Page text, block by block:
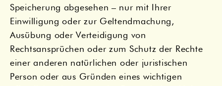
Speicherung abgesehen – nur mit Ihrer
Einwilligung oder zur Geltendmachung,
Ausübung oder Verteidigung von
Rechtsansprüchen oder zum Schutz der Rechte
einer anderen natürlichen oder juristischen
Person oder aus Gründen eines wichtigen